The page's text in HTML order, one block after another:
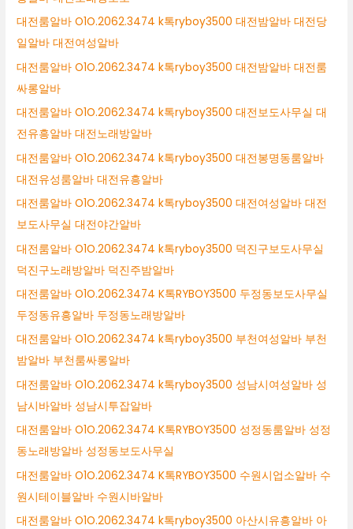
대전룸알바 O1O.2062.3474 k톡ryboy3500 대전밤알바 대전당
일알바 대전여성알바
대전룸알바 O1O.2062.3474 k톡ryboy3500 대전밤알바 대전룸
싸롱알바
대전룸알바 O1O.2062.3474 k톡ryboy3500 대전보도사무실 대
전유흥알바 대전노래방알바
대전룸알바 O1O.2062.3474 k톡ryboy3500 대전봉명동룸알바
대전유성룸알바 대전유흥알바
대전룸알바 O1O.2062.3474 k톡ryboy3500 대전여성알바 대전
보도사무실 대전야간알바
대전룸알바 O1O.2062.3474 k톡ryboy3500 덕진구보도사무실
덕진구노래방알바 덕진주밤알바
대전룸알바 O1O.2062.3474 K톡RYBOY3500 두정동보도사무실
두정동유흥알바 두정동노래방알바
대전룸알바 O1O.2062.3474 k톡ryboy3500 부천여성알바 부천
밤알바 부천룸싸롱알바
대전룸알바 O1O.2062.3474 k톡ryboy3500 성남시여성알바 성
남시바알바 성남시투잡알바
대전룸알바 O1O.2062.3474 K톡RYBOY3500 성정동룸알바 성정
동노래방알바 성정동보도사무실
대전룸알바 O1O.2062.3474 K톡RYBOY3500 수원시업소알바 수
원시테이블알바 수원시바알바
대전룸알바 O1O.2062.3474 k톡ryboy3500 아산시유흥알바 아